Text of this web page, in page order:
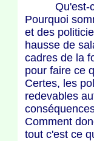
Qu'est-ce
Pourquoi
et des
hausse de
cadres de la
pour faire ce
Certes, les
redevables
Comment
tout c'est ce